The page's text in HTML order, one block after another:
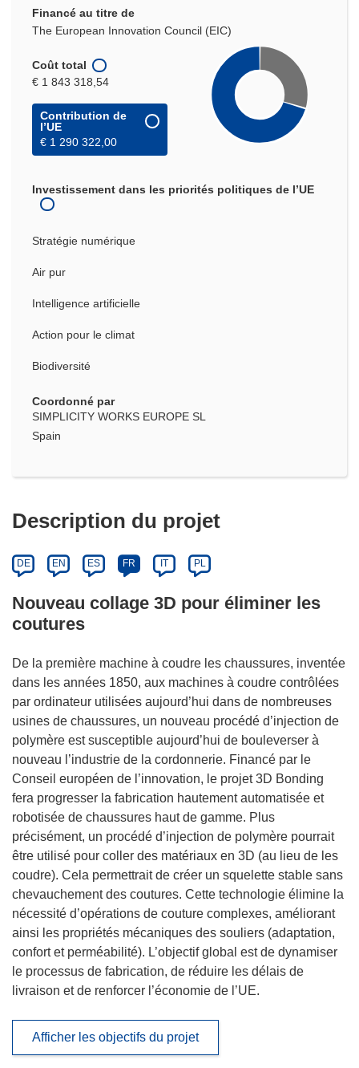
Financé au titre de
The European Innovation Council (EIC)
Coût total
€ 1 843 318,54
Contribution de
l’UE
€ 1 290 322,00
Investissement dans les priorités politiques de l’UE
Stratégie numérique
Air pur
Intelligence artificielle
Action pour le climat
Biodiversité
Coordonné par
SIMPLICITY WORKS EUROPE SL
Spain
Description du projet
DE EN ES FR IT PL
Nouveau collage 3D pour éliminer les
coutures
De la première machine à coudre les chaussures, inventée
dans les années 1850, aux machines à coudre contrôlées
par ordinateur utilisées aujourd’hui dans de nombreuses
usines de chaussures, un nouveau procédé d’injection de
polymère est susceptible aujourd’hui de bouleverser à
nouveau l’industrie de la cordonnerie. Financé par le
Conseil européen de l’innovation, le projet 3D Bonding
fera progresser la fabrication hautement automatisée et
robotisée de chaussures haut de gamme. Plus
précisément, un procédé d’injection de polymère pourrait
être utilisé pour coller des matériaux en 3D (au lieu de les
coudre). Cela permettrait de créer un squelette stable sans
chevauchement des coutures. Cette technologie élimine la
nécessité d’opérations de couture complexes, améliorant
ainsi les propriétés mécaniques des souliers (adaptation,
confort et perméabilité). L’objectif global est de dynamiser
le processus de fabrication, de réduire les délais de
livraison et de renforcer l’économie de l’UE.
Afficher les objectifs du projet